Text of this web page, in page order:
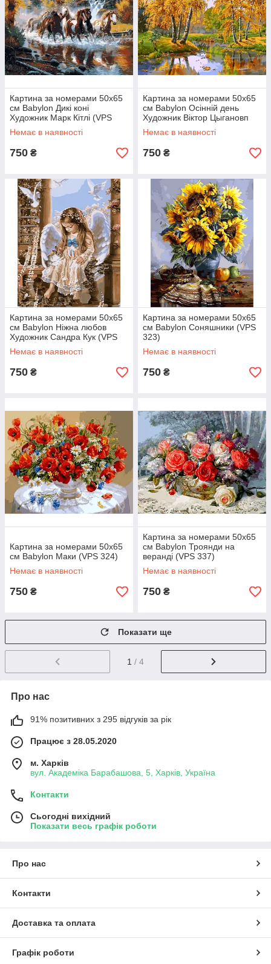
Картина за номерами 50х65
см Babylon Дикі коні
Художник Марк Кітлі (VPS
130)
Немає в наявності
750 ₴
Картина за номерами 50х65
см Babylon Осінній день
Художник Віктор Цыгановп
(VPS 163)
Немає в наявності
750 ₴
Картина за номерами 50х65
см Babylon Ніжна любов
Художник Сандра Кук (VPS
205)
Немає в наявності
750 ₴
Картина за номерами 50х65
см Babylon Соняшники (VPS
323)
Немає в наявності
750 ₴
Картина за номерами 50х65
см Babylon Маки (VPS 324)
Немає в наявності
750 ₴
Картина за номерами 50х65
см Babylon Троянди на
веранді (VPS 337)
Немає в наявності
750 ₴
Показати ще
1 / 4
Про нас
91% позитивних з 295 відгуків за рік
Працює з 28.05.2020
м. Харків
вул. Академіка Барабашова, 5, Харків, Україна
Контакти
Сьогодні вихідний
Показати весь графік роботи
Про нас
Контакти
Доставка та оплата
Графік роботи